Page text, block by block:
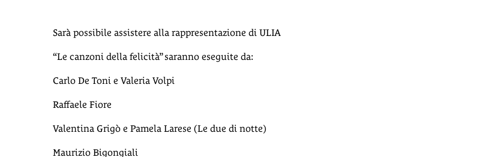
Sarà possibile assistere alla rappresentazione di ULIA
“Le canzoni della felicità” saranno eseguite da:
Carlo De Toni e Valeria Volpi
Raffaele Fiore
Valentina Grigò e Pamela Larese (Le due di notte)
Maurizio Bigongiali